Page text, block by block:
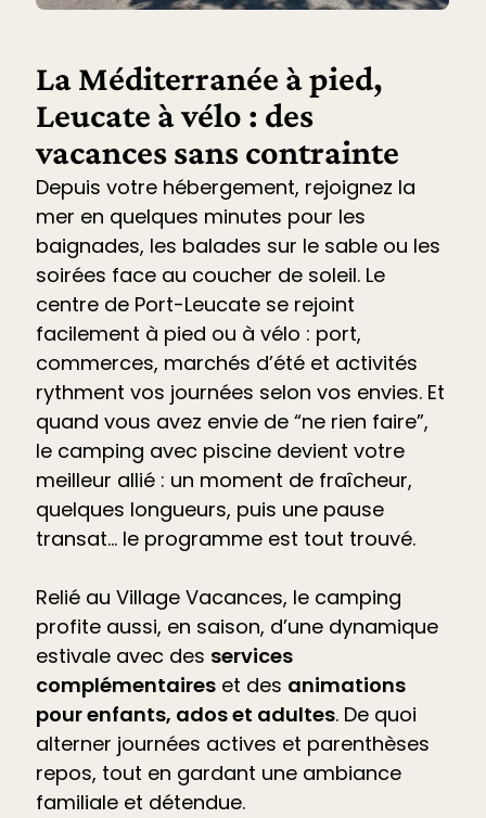
La Méditerranée à pied,
Leucate à vélo : des
vacances sans contrainte
Depuis votre hébergement, rejoignez la
mer en quelques minutes pour les
baignades, les balades sur le sable ou les
soirées face au coucher de soleil. Le
centre de Port-Leucate se rejoint
facilement à pied ou à vélo : port,
commerces, marchés d’été et activités
rythment vos journées selon vos envies. Et
quand vous avez envie de “ne rien faire”,
le camping avec piscine devient votre
meilleur allié : un moment de fraîcheur,
quelques longueurs, puis une pause
transat… le programme est tout trouvé.
Relié au Village Vacances, le camping
profite aussi, en saison, d’une dynamique
estivale avec des services
complémentaires et des animations
pour enfants, ados et adultes. De quoi
alterner journées actives et parenthèses
repos, tout en gardant une ambiance
familiale et détendue.